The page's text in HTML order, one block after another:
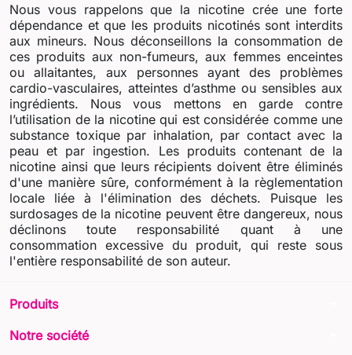
Nous vous rappelons que la nicotine crée une forte
dépendance et que les produits nicotinés sont interdits
aux mineurs. Nous déconseillons la consommation de
ces produits aux non-fumeurs, aux femmes enceintes
ou allaitantes, aux personnes ayant des problèmes
cardio-vasculaires, atteintes d’asthme ou sensibles aux
ingrédients. Nous vous mettons en garde contre
l’utilisation de la nicotine qui est considérée comme une
substance toxique par inhalation, par contact avec la
peau et par ingestion. Les produits contenant de la
nicotine ainsi que leurs récipients doivent être éliminés
d'une manière sûre, conformément à la règlementation
locale liée à l'élimination des déchets. Puisque les
surdosages de la nicotine peuvent être dangereux, nous
déclinons toute responsabilité quant à une
consommation excessive du produit, qui reste sous
l'entière responsabilité de son auteur.
Produits
Notre société